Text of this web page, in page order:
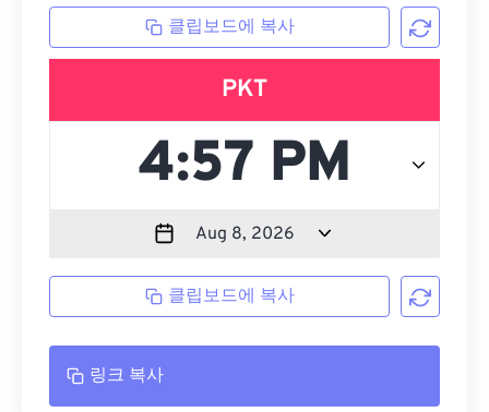
클립보드에 복사
PKT
클립보드에 복사
링크 복사